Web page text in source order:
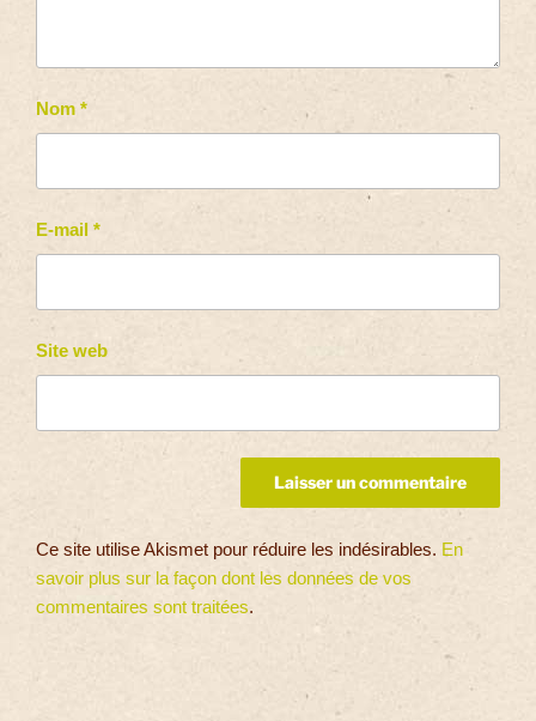
Nom *
E-mail *
Site web
Ce site utilise Akismet pour réduire les indésirables. En
savoir plus sur la façon dont les données de vos
commentaires sont traitées.